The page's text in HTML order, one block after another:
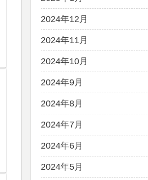
2024年12月
2024年11月
2024年10月
2024年9月
2024年8月
2024年7月
2024年6月
2024年5月